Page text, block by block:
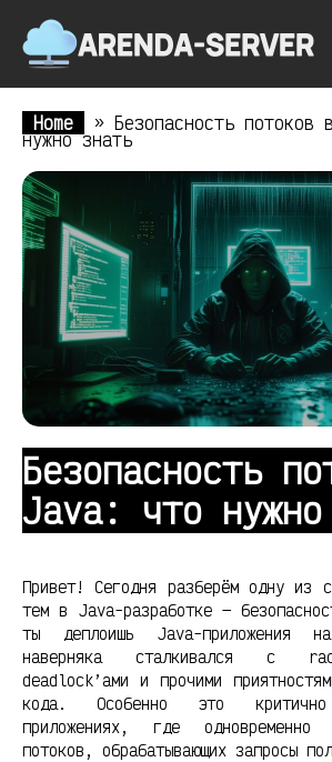
Home » Безопасность
нужно знать
Безопасность
Java: что нужно
Привет! Сегодня разберём одну из
тем в Java-разработке —
ты деплоишь Java-приложения
наверняка сталкивался с
deadlock’ами и прочими
кода. Особенно это
приложениях, где одновременно
потоков, обрабатывающих запросы